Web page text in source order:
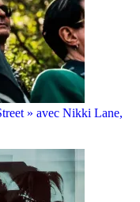
» avec Nikki Lane,